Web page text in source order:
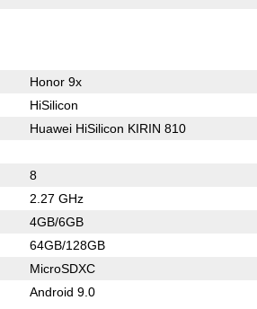
Honor 9x
HiSilicon
Huawei HiSilicon KIRIN 810
8
2.27 GHz
4GB/6GB
64GB/128GB
MicroSDXC
Android 9.0